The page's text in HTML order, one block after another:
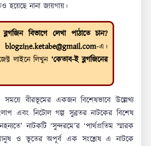
হয়েছে নানা জায়গায়।
বিভাগে লেখা পাঠাতে চান?
blogzine.ketabe@gmail.com-এ।
লাইনে লিখুন ‘কেতাব-ই ব্লগজিনের
সময়ে বীরভূমের একজন বিশেষভাবে উল্লেখ্য
এবং নিটোল গল্প সুব্রতর নাটকের বিশেষ
নাটকটি ‘সুন্দরমে’র ‘পার্থপ্রতিম স্মারক
মানুষ ও ভূতের অপূর্ব এক সংশ্লেষ এ নাটকে